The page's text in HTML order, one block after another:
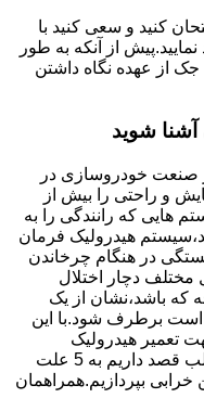
کنید و سعی کنید با
از آنکه به طور
از عهده نگاه داشتن
صنعت خودروسازی در
و راحتی را بیش از
هایی که رانندگی را به
هیدرولیک فرمان
در هنگام چرخاندن
دچار اختلال
که باشد،نشان از یک
است برطرف شود.با این
تعمیر هیدرولیک
فرمان،با این علل آشنا شوید.در این مطلب قصد داریم به 5 علت
بپردازیم.همراهمان